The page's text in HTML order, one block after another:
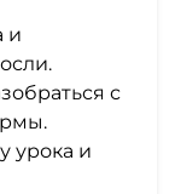
и
с
урока и